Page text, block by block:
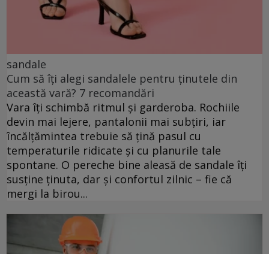
sandale
Cum să îți alegi sandalele pentru ținutele din
această vară? 7 recomandări
Vara îți schimbă ritmul și garderoba. Rochiile
devin mai lejere, pantalonii mai subțiri, iar
încălțămintea trebuie să țină pasul cu
temperaturile ridicate și cu planurile tale
spontane. O pereche bine aleasă de sandale îți
susține ținuta, dar și confortul zilnic – fie că
mergi la birou...